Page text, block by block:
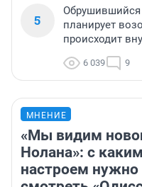
5
Обрушившийся
планирует
происходит
6 039 9
МНЕНИЕ
«Мы видим
Нолана»: с каким
настроем нужно